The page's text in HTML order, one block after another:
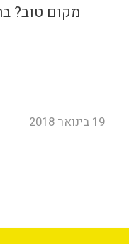
מקום טוב?
19 בינואר 2018